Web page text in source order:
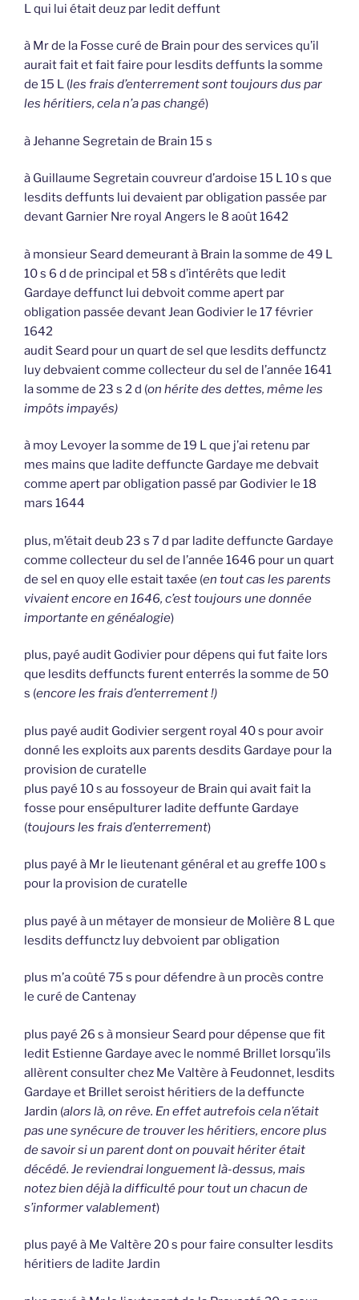
L qui lui était deuz par ledit deffunt
à Mr de la Fosse curé de Brain pour des services qu’il
aurait fait et fait faire pour lesdits deffunts la somme
de 15 L (les frais d’enterrement sont toujours dus par
les héritiers, cela n’a pas changé)
à Jehanne Segretain de Brain 15 s
à Guillaume Segretain couvreur d’ardoise 15 L 10 s que
lesdits deffunts lui devaient par obligation passée par
devant Garnier Nre royal Angers le 8 août 1642
à monsieur Seard demeurant à Brain la somme de 49 L
10 s 6 d de principal et 58 s d’intérêts que ledit
Gardaye deffunct lui debvoit comme apert par
obligation passée devant Jean Godivier le 17 février
1642
audit Seard pour un quart de sel que lesdits deffunctz
luy debvaient comme collecteur du sel de l’année 1641
la somme de 23 s 2 d (on hérite des dettes, même les
impôts impayés)
à moy Levoyer la somme de 19 L que j’ai retenu par
mes mains que ladite deffuncte Gardaye me debvait
comme apert par obligation passé par Godivier le 18
mars 1644
plus, m’était deub 23 s 7 d par ladite deffuncte Gardaye
comme collecteur du sel de l’année 1646 pour un quart
de sel en quoy elle estait taxée (en tout cas les parents
vivaient encore en 1646, c’est toujours une donnée
importante en généalogie)
plus, payé audit Godivier pour dépens qui fut faite lors
que lesdits deffuncts furent enterrés la somme de 50
s (encore les frais d’enterrement !)
plus payé audit Godivier sergent royal 40 s pour avoir
donné les exploits aux parents desdits Gardaye pour la
provision de curatelle
plus payé 10 s au fossoyeur de Brain qui avait fait la
fosse pour ensépulturer ladite deffunte Gardaye
(toujours les frais d’enterrement)
plus payé à Mr le lieutenant général et au greffe 100 s
pour la provision de curatelle
plus payé à un métayer de monsieur de Molière 8 L que
lesdits deffunctz luy debvoient par obligation
plus m’a coûté 75 s pour défendre à un procès contre
le curé de Cantenay
plus payé 26 s à monsieur Seard pour dépense que fit
ledit Estienne Gardaye avec le nommé Brillet lorsqu’ils
allèrent consulter chez Me Valtère à Feudonnet, lesdits
Gardaye et Brillet seroist héritiers de la deffuncte
Jardin (alors là, on rêve. En effet autrefois cela n’était
pas une synécure de trouver les héritiers, encore plus
de savoir si un parent dont on pouvait hériter était
décédé. Je reviendrai longuement là-dessus, mais
notez bien déjà la difficulté pour tout un chacun de
s’informer valablement)
plus payé à Me Valtère 20 s pour faire consulter lesdits
héritiers de ladite Jardin